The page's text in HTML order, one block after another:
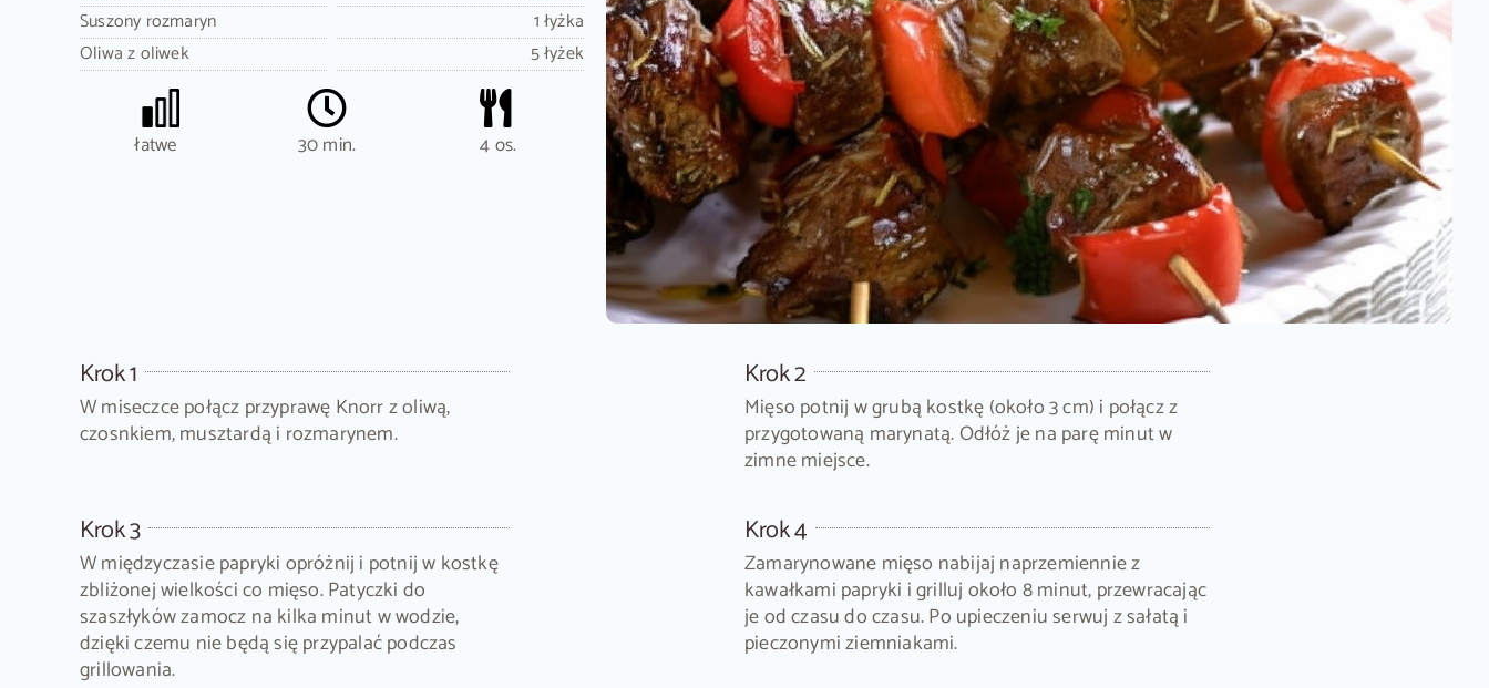
Suszony rozmaryn
1 łyżka
Oliwa z oliwek
5 łyżek
łatwe 30 min. 4 os.
Krok 1
W miseczce połącz przyprawę Knorr z oliwą,
czosnkiem, musztardą i rozmarynem.
Krok 2
Mięso potnij w grubą kostkę (około 3 cm) i połącz z
przygotowaną marynatą. Odłóż je na parę minut w
zimne miejsce.
Krok 3
W międzyczasie papryki opróżnij i potnij w kostkę
zbliżonej wielkości co mięso. Patyczki do
szaszłyków zamocz na kilka minut w wodzie,
dzięki czemu nie będą się przypalać podczas
grillowania.
Krok 4
Zamarynowane mięso nabijaj naprzemiennie z
kawałkami papryki i grilluj około 8 minut, przewracając
je od czasu do czasu. Po upieczeniu serwuj z sałatą i
pieczonymi ziemniakami.